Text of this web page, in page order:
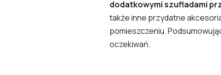
dodatkowymi szufladami
także inne przydatne
pomieszczeniu.
oczekiwań.